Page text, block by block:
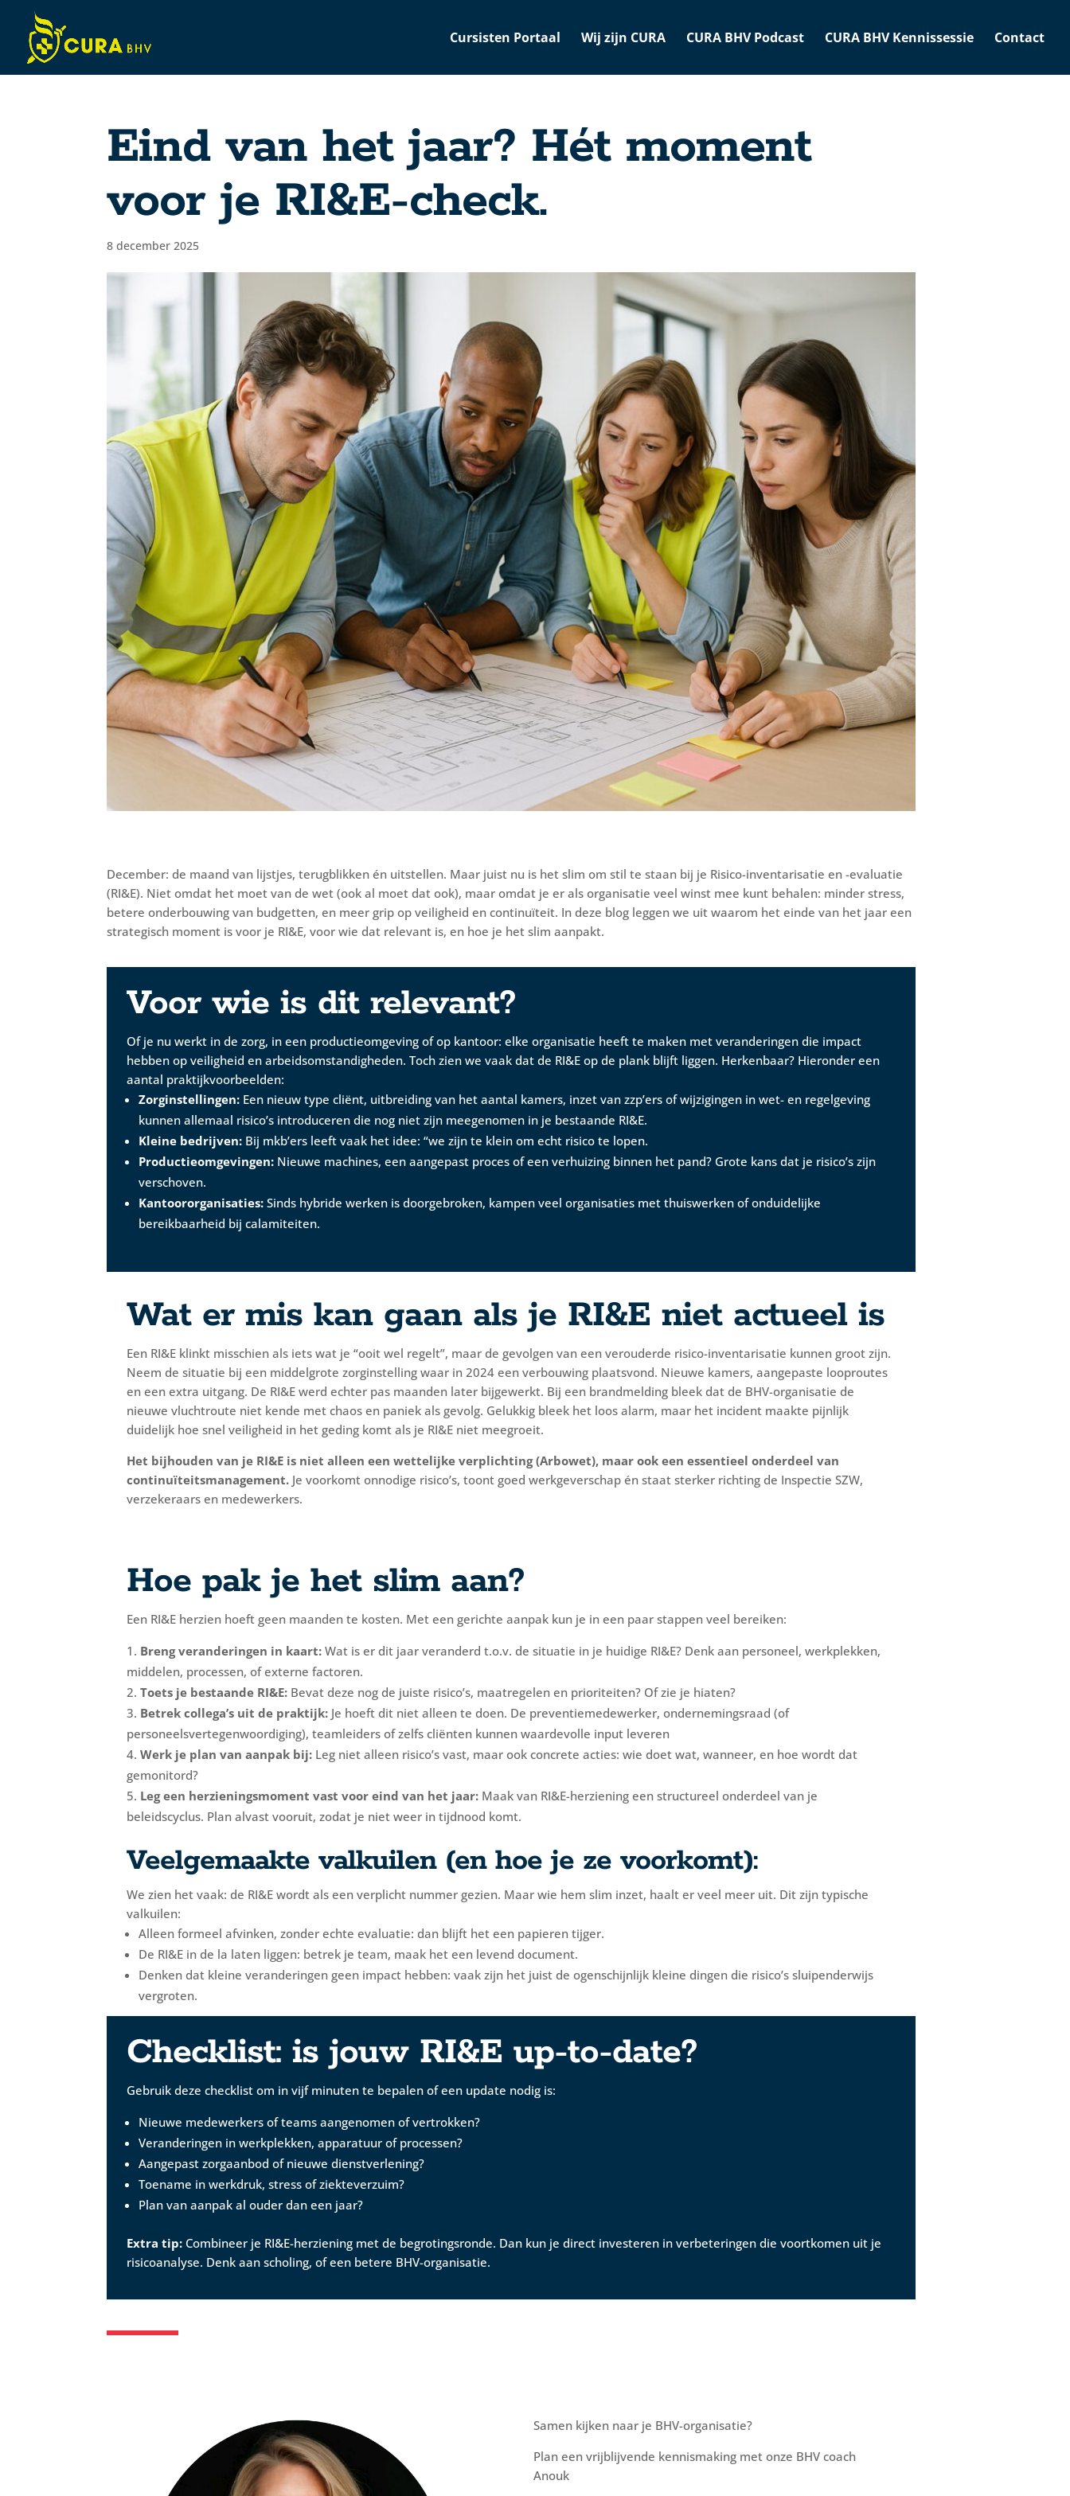
Cursisten Portaal Wij zijn CURA CURA BHV Podcast CURA BHV Kennissessie Contact
Eind van het jaar? Hét moment
voor je RI&E-check.
8 december 2025
December: de maand van lijstjes, terugblikken én uitstellen. Maar juist nu is het slim om stil te staan bij je Risico-inventarisatie en -evaluatie
(RI&E). Niet omdat het moet van de wet (ook al moet dat ook), maar omdat je er als organisatie veel winst mee kunt behalen: minder stress,
betere onderbouwing van budgetten, en meer grip op veiligheid en continuïteit. In deze blog leggen we uit waarom het einde van het jaar een
strategisch moment is voor je RI&E, voor wie dat relevant is, en hoe je het slim aanpakt.
Voor wie is dit relevant?
Of je nu werkt in de zorg, in een productieomgeving of op kantoor: elke organisatie heeft te maken met veranderingen die impact
hebben op veiligheid en arbeidsomstandigheden. Toch zien we vaak dat de RI&E op de plank blijft liggen. Herkenbaar? Hieronder een
aantal praktijkvoorbeelden:
Zorginstellingen: Een nieuw type cliënt, uitbreiding van het aantal kamers, inzet van zzp’ers of wijzigingen in wet- en regelgeving
kunnen allemaal risico’s introduceren die nog niet zijn meegenomen in je bestaande RI&E.
Kleine bedrijven: Bij mkb’ers leeft vaak het idee: “we zijn te klein om echt risico te lopen.
Productieomgevingen: Nieuwe machines, een aangepast proces of een verhuizing binnen het pand? Grote kans dat je risico’s zijn
verschoven.
Kantoororganisaties: Sinds hybride werken is doorgebroken, kampen veel organisaties met thuiswerken of onduidelijke
bereikbaarheid bij calamiteiten.
Wat er mis kan gaan als je RI&E niet actueel is
Een RI&E klinkt misschien als iets wat je “ooit wel regelt”, maar de gevolgen van een verouderde risico-inventarisatie kunnen groot zijn.
Neem de situatie bij een middelgrote zorginstelling waar in 2024 een verbouwing plaatsvond. Nieuwe kamers, aangepaste looproutes
en een extra uitgang. De RI&E werd echter pas maanden later bijgewerkt. Bij een brandmelding bleek dat de BHV-organisatie de
nieuwe vluchtroute niet kende met chaos en paniek als gevolg. Gelukkig bleek het loos alarm, maar het incident maakte pijnlijk
duidelijk hoe snel veiligheid in het geding komt als je RI&E niet meegroeit.
Het bijhouden van je RI&E is niet alleen een wettelijke verplichting (Arbowet), maar ook een essentieel onderdeel van
continuïteitsmanagement. Je voorkomt onnodige risico’s, toont goed werkgeverschap én staat sterker richting de Inspectie SZW,
verzekeraars en medewerkers.
Hoe pak je het slim aan?
Een RI&E herzien hoeft geen maanden te kosten. Met een gerichte aanpak kun je in een paar stappen veel bereiken:
Breng veranderingen in kaart: Wat is er dit jaar veranderd t.o.v. de situatie in je huidige RI&E? Denk aan personeel, werkplekken,
middelen, processen, of externe factoren.
Toets je bestaande RI&E: Bevat deze nog de juiste risico’s, maatregelen en prioriteiten? Of zie je hiaten?
Betrek collega’s uit de praktijk: Je hoeft dit niet alleen te doen. De preventiemedewerker, ondernemingsraad (of
personeelsvertegenwoordiging), teamleiders of zelfs cliënten kunnen waardevolle input leveren
Werk je plan van aanpak bij: Leg niet alleen risico’s vast, maar ook concrete acties: wie doet wat, wanneer, en hoe wordt dat
gemonitord?
Leg een herzieningsmoment vast voor eind van het jaar: Maak van RI&E-herziening een structureel onderdeel van je
beleidscyclus. Plan alvast vooruit, zodat je niet weer in tijdnood komt.
Veelgemaakte valkuilen (en hoe je ze voorkomt):
We zien het vaak: de RI&E wordt als een verplicht nummer gezien. Maar wie hem slim inzet, haalt er veel meer uit. Dit zijn typische
valkuilen:
Alleen formeel afvinken, zonder echte evaluatie: dan blijft het een papieren tijger.
De RI&E in de la laten liggen: betrek je team, maak het een levend document.
Denken dat kleine veranderingen geen impact hebben: vaak zijn het juist de ogenschijnlijk kleine dingen die risico’s sluipenderwijs
vergroten.
Checklist: is jouw RI&E up-to-date?
Gebruik deze checklist om in vijf minuten te bepalen of een update nodig is:
Nieuwe medewerkers of teams aangenomen of vertrokken?
Veranderingen in werkplekken, apparatuur of processen?
Aangepast zorgaanbod of nieuwe dienstverlening?
Toename in werkdruk, stress of ziekteverzuim?
Plan van aanpak al ouder dan een jaar?
Extra tip: Combineer je RI&E-herziening met de begrotingsronde. Dan kun je direct investeren in verbeteringen die voortkomen uit je
risicoanalyse. Denk aan scholing, of een betere BHV-organisatie.
Samen kijken naar je BHV-organisatie?
Plan een vrijblijvende kennismaking met onze BHV coach
Anouk